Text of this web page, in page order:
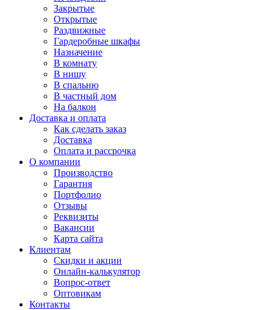
Закрытые
Открытые
Раздвижные
Гардеробные шкафы
Назначение
В комнату
В нишу
В спальню
В частный дом
На балкон
Доставка и оплата
Как сделать заказ
Доставка
Оплата и рассрочка
О компании
Производство
Гарантия
Портфолио
Отзывы
Реквизиты
Вакансии
Карта сайта
Клиентам
Скидки и акции
Онлайн-калькулятор
Вопрос-ответ
Оптовикам
Контакты